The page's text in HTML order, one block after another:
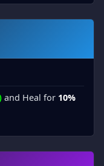
and Heal for 10%